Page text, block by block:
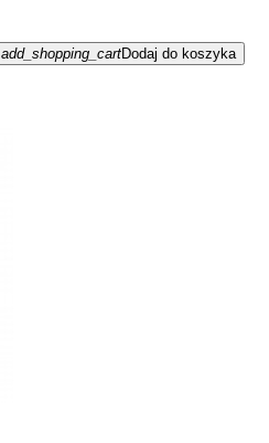
add_shopping_cartDodaj do koszyka